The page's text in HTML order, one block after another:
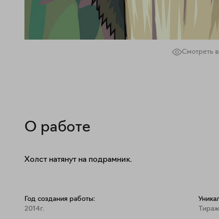
Смотреть
О работе
Холст натянут на подрамник.
Год создания работы:
2014г.